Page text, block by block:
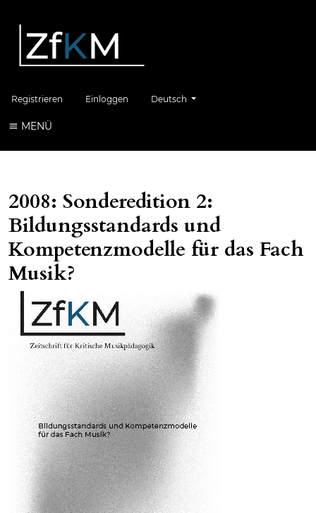
Registrieren Einloggen Sprache wechseln. Die aktuelle
Deutsch
MENÜ
2008: Sonderedition 2:
Bildungsstandards und
Kompetenzmodelle für das Fach
Musik?